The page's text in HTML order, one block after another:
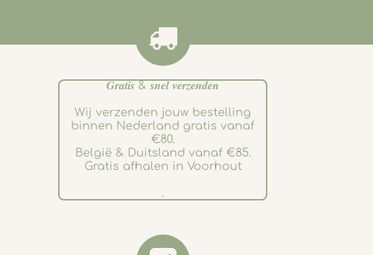
𝑮𝒓𝒂𝒕𝒊𝒔 & 𝒔𝒏𝒆𝒍 𝒗𝒆𝒓𝒛𝒆𝒏𝒅𝒆𝒏
Wij verzenden jouw bestelling
binnen Nederland gratis vanaf
€80.
België & Duitsland vanaf €85.
Gratis afhalen in Voorhout
.